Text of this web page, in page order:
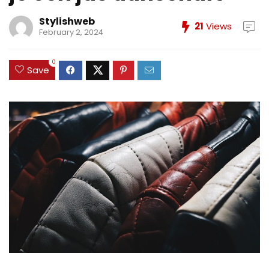
Stylishweb
February 2, 2024 21 Views
Save
0